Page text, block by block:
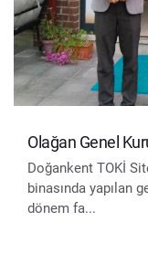
Olağan Genel
Doğankent TOKİ
binasında yapılan
dönem fa...